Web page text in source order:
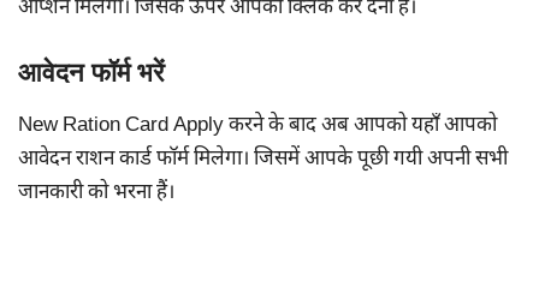
ऑप्शन मिलेगा। जिसके ऊपर आपको क्लिक कर देना हैं।
आवेदन फॉर्म भरें
New Ration Card Apply करने के बाद अब आपको यहाँ आपको
आवेदन राशन कार्ड फॉर्म मिलेगा। जिसमें आपके पूछी गयी अपनी सभी
जानकारी को भरना हैं।